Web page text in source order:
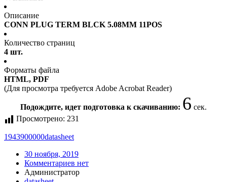
Описание
CONN PLUG TERM BLCK 5.08MM 11POS
Количество страниц
4 шт.
Форматы файла
HTML, PDF
(Для просмотра требуется Adobe Acrobat Reader)
Подождите, идет подготовка к скачиванию: 6 сек.
Просмотрено: 231
1943900000datasheet
30 ноября, 2019
Комментариев нет
Администратор